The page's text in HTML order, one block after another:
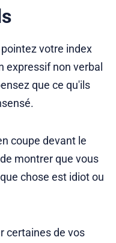
votre index
expressif non verbal
que ce qu'ils
coupe devant le
montrer que vous
chose est idiot ou
certaines de vos